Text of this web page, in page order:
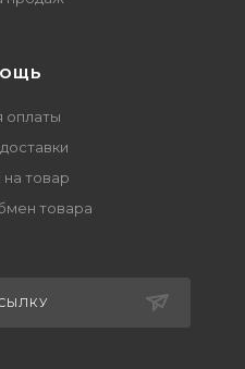
оплаты
на товар
товара